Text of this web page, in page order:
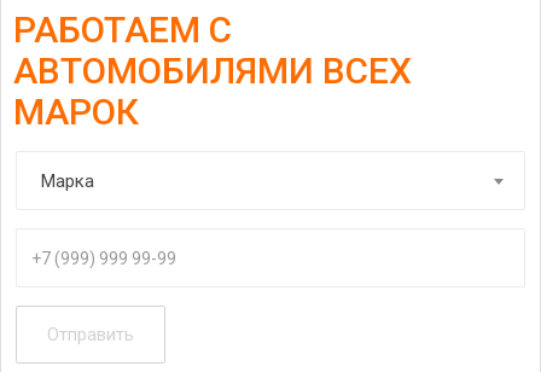
РАБОТАЕМ С
АВТОМОБИЛЯМИ ВСЕХ
МАРОК
Марка
Отправить